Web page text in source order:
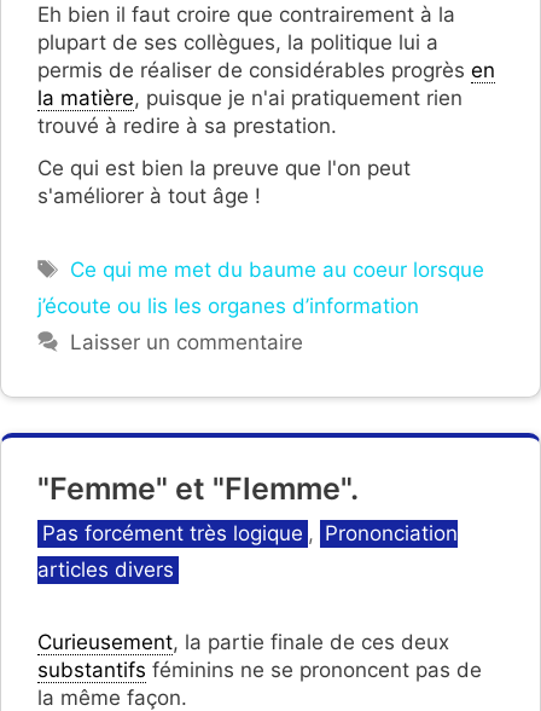
Eh bien il faut croire que contrairement à la
plupart de ses collègues, la politique lui a
permis de réaliser de considérables progrès en
la matière, puisque je n'ai pratiquement rien
trouvé à redire à sa prestation.
Ce qui est bien la preuve que l'on peut
s'améliorer à tout âge !
Étiquettes
Ce qui me met du baume au coeur lorsque
j’écoute ou lis les organes d’information
Laisser un commentaire
"Femme" et "Flemme".
Catégories
Pas forcément très logique , Prononciation
articles divers
Curieusement, la partie finale de ces deux
substantifs féminins ne se prononcent pas de
la même façon.